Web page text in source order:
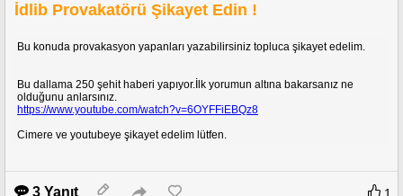
İdlib Provakatörü Şikayet Edin !
Bu konuda provakasyon yapanları yazabilirsiniz topluca şikayet edelim.
Bu dallama 250 şehit haberi yapıyor.İlk yorumun altına bakarsanız ne
olduğunu anlarsınız.
https://www.youtube.com/watch?v=6OYFFiEBQz8
Cimere ve youtubeye şikayet edelim lütfen.
3 Yanıt